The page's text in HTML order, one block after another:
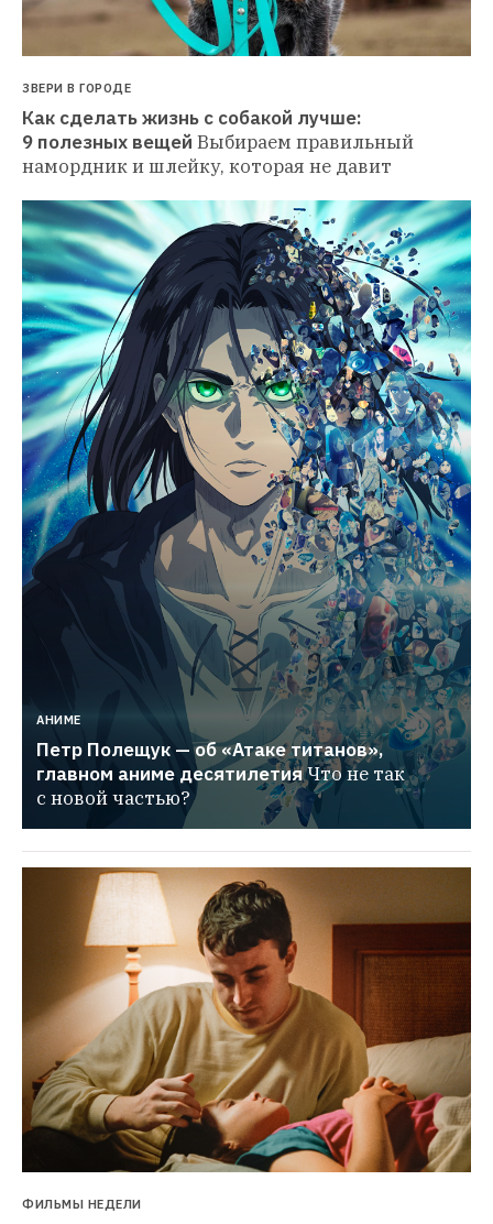
ЗВЕРИ В ГОРОДЕ
Как сделать жизнь с собакой лучше:
9 полезных вещей Выбираем правильный
намордник и шлейку, которая не давит
АНИМЕ
Петр Полещук — об «Атаке титанов»,
главном аниме десятилетияЧто не так
с новой частью?
ФИЛЬМЫ НЕДЕЛИ